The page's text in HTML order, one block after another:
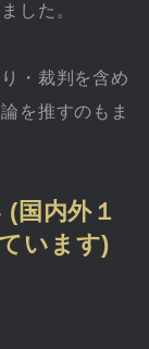
した。
・裁判を含め
を推すのもま
国内外１
います)